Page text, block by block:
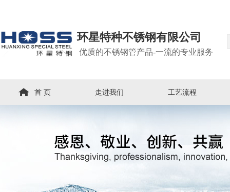
环星特种不锈钢有限公司
优质的不锈钢管产品-一流的专业服务
首 页 走进我们 工艺流程